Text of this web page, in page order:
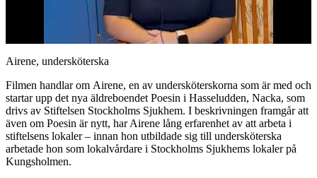
Airene, undersköterska
Filmen handlar om Airene, en av undersköterskorna som är med och
startar upp det nya äldreboendet Poesin i Hasseludden, Nacka, som
drivs av Stiftelsen Stockholms Sjukhem. I beskrivningen framgår att
även om Poesin är nytt, har Airene lång erfarenhet av att arbeta i
stiftelsens lokaler – innan hon utbildade sig till undersköterska
arbetade hon som lokalvårdare i Stockholms Sjukhems lokaler på
Kungsholmen.